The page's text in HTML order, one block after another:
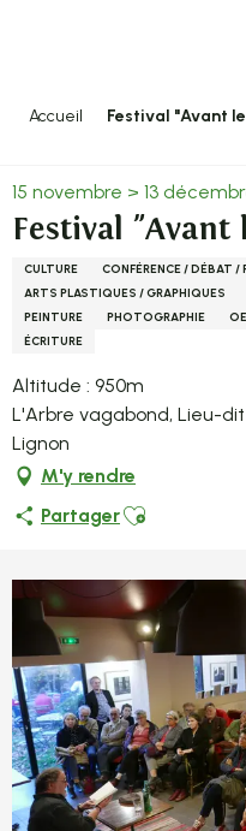
Accueil Festival "Avant
15 novembre > 13
Festival "Avant
CULTURE CONFÉRENCE / DÉBAT /
ARTS PLASTIQUES / GRAPHIQUES
PEINTURE
PHOTOGRAPHIE
ÉCRITURE
Altitude : 950m
L'Arbre vagabond, Lieu-
Lignon
M'y rendre
PartagerAjouter aux